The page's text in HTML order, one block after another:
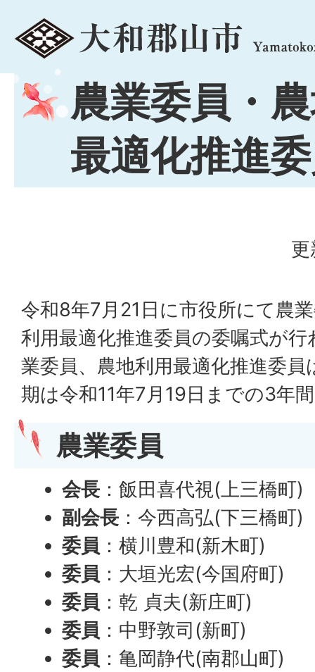
menu
農業委員・
最適化推進
令和8年7月21日に市役所にて農
利用最適化推進委員の委嘱式が
業委員、農地利用最適化推進委
期は令和11年7月19日までの3年
農業委員
会長 ：飯田喜代視(上三橋町)
副会長 ：今西高弘(下三橋町)
委員 ：横川豊和(新木町)
委員 ：大垣光宏(今国府町)
委員 ：乾 貞夫(新庄町)
委員 ：中野敦司(新町)
委員 ：亀岡静代(南郡山町)